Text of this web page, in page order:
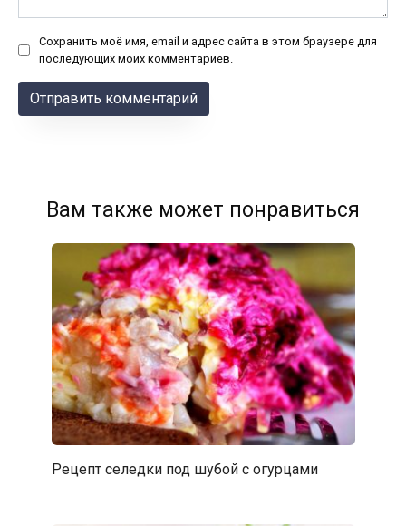
Сохранить моё имя, email и адрес сайта в этом браузере для
последующих моих комментариев.
Вам также может понравиться
Рецепт селедки под шубой с огурцами